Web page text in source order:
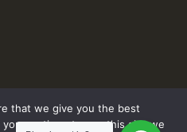
that we give you the best
continue to use this site we